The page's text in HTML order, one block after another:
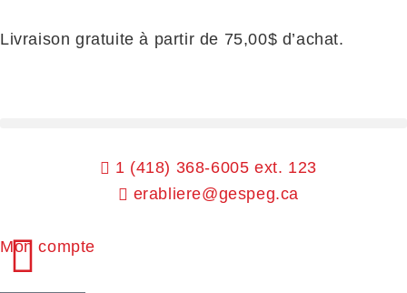
Livraison gratuite à partir de 75,00$ d’achat.
1 (418) 368-6005 ext. 123
erabliere@gespeg.ca
Mon compte